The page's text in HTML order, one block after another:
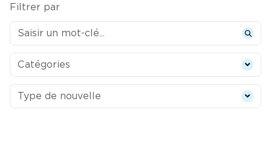
Filtrer par
Categories
Catégories
Type de nouvelle
Type de nouvelle